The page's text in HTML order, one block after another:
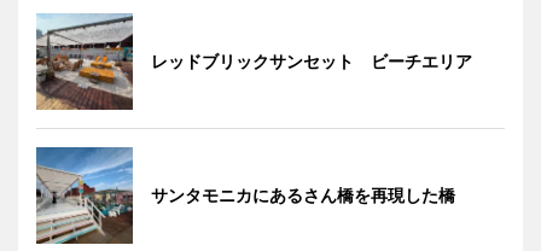
レッドブリックサンセット ビーチエリア
サンタモニカにあるさん橋を再現した橋